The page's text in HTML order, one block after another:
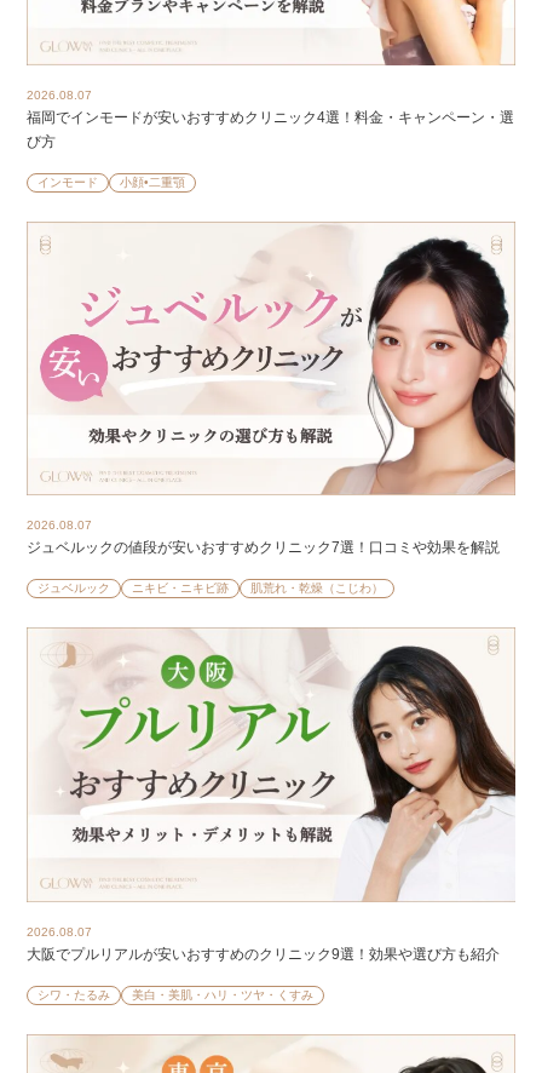
2026.08.07
福岡でインモードが安いおすすめクリニック4選！料金・キャンペーン・選
び方
インモード 小顔•二重顎
2026.08.07
ジュベルックの値段が安いおすすめクリニック7選！口コミや効果を解説
ジュベルック ニキビ・ニキビ跡 肌荒れ・乾燥（こじわ）
2026.08.07
大阪でプルリアルが安いおすすめのクリニック9選！効果や選び方も紹介
シワ・たるみ 美白・美肌・ハリ・ツヤ・くすみ